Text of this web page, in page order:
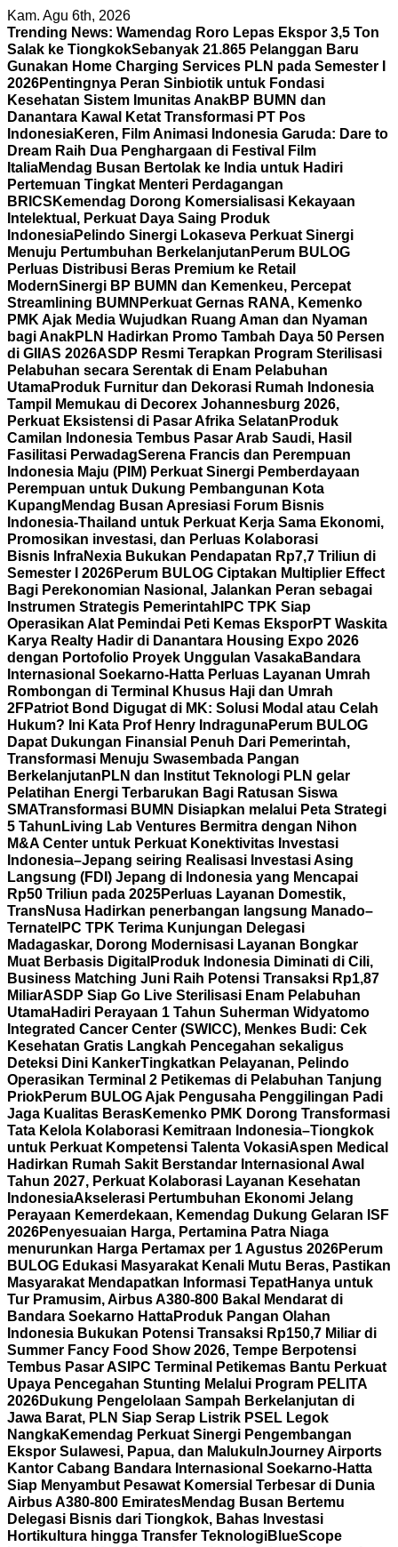
Skip
to
content
Kam. Agu 6th, 2026
Trending News: Wamendag Roro Lepas Ekspor 3,5 Ton
Salak ke TiongkokSebanyak 21.865 Pelanggan Baru
Gunakan Home Charging Services PLN pada Semester I
2026Pentingnya Peran Sinbiotik untuk Fondasi
Kesehatan Sistem Imunitas AnakBP BUMN dan
Danantara Kawal Ketat Transformasi PT Pos
IndonesiaKeren, Film Animasi Indonesia Garuda: Dare to
Dream Raih Dua Penghargaan di Festival Film
ItaliaMendag Busan Bertolak ke India untuk Hadiri
Pertemuan Tingkat Menteri Perdagangan
BRICS Kemendag Dorong Komersialisasi Kekayaan
Intelektual, Perkuat Daya Saing Produk
IndonesiaPelindo Sinergi Lokaseva Perkuat Sinergi
Menuju Pertumbuhan Berkelanjutan Perum BULOG
Perluas Distribusi Beras Premium ke Retail
ModernSinergi BP BUMN dan Kemenkeu, Percepat
Streamlining BUMN Perkuat Gernas RANA, Kemenko
PMK Ajak Media Wujudkan Ruang Aman dan Nyaman
bagi AnakPLN Hadirkan Promo Tambah Daya 50 Persen
di GIIAS 2026ASDP Resmi Terapkan Program Sterilisasi
Pelabuhan secara Serentak di Enam Pelabuhan
UtamaProduk Furnitur dan Dekorasi Rumah Indonesia
Tampil Memukau di Decorex Johannesburg 2026,
Perkuat Eksistensi di Pasar Afrika Selatan Produk
Camilan Indonesia Tembus Pasar Arab Saudi, Hasil
Fasilitasi PerwadagSerena Francis dan Perempuan
Indonesia Maju (PIM) Perkuat Sinergi Pemberdayaan
Perempuan untuk Dukung Pembangunan Kota
Kupang Mendag Busan Apresiasi Forum Bisnis
Indonesia-Thailand untuk Perkuat Kerja Sama Ekonomi,
Promosikan investasi, dan Perluas Kolaborasi
Bisnis InfraNexia Bukukan Pendapatan Rp7,7 Triliun di
Semester I 2026Perum BULOG Ciptakan Multiplier Effect
Bagi Perekonomian Nasional, Jalankan Peran sebagai
Instrumen Strategis Pemerintah IPC TPK Siap
Operasikan Alat Pemindai Peti Kemas EksporPT Waskita
Karya Realty Hadir di Danantara Housing Expo 2026
dengan Portofolio Proyek Unggulan VasakaBandara
Internasional Soekarno-Hatta Perluas Layanan Umrah
Rombongan di Terminal Khusus Haji dan Umrah
2FPatriot Bond Digugat di MK: Solusi Modal atau Celah
Hukum? Ini Kata Prof Henry IndragunaPerum BULOG
Dapat Dukungan Finansial Penuh Dari Pemerintah,
Transformasi Menuju Swasembada Pangan
Berkelanjutan PLN dan Institut Teknologi PLN gelar
Pelatihan Energi Terbarukan Bagi Ratusan Siswa
SMATransformasi BUMN Disiapkan melalui Peta Strategi
5 Tahun Living Lab Ventures Bermitra dengan Nihon
M&A Center untuk Perkuat Konektivitas Investasi
Indonesia–Jepang seiring Realisasi Investasi Asing
Langsung (FDI) Jepang di Indonesia yang Mencapai
Rp50 Triliun pada 2025Perluas Layanan Domestik,
TransNusa Hadirkan penerbangan langsung Manado–
Ternate IPC TPK Terima Kunjungan Delegasi
Madagaskar, Dorong Modernisasi Layanan Bongkar
Muat Berbasis Digital Produk Indonesia Diminati di Cili,
Business Matching Juni Raih Potensi Transaksi Rp1,87
MiliarASDP Siap Go Live Sterilisasi Enam Pelabuhan
UtamaHadiri Perayaan 1 Tahun Suherman Widyatomo
Integrated Cancer Center (SWICC), Menkes Budi: Cek
Kesehatan Gratis Langkah Pencegahan sekaligus
Deteksi Dini KankerTingkatkan Pelayanan, Pelindo
Operasikan Terminal 2 Petikemas di Pelabuhan Tanjung
PriokPerum BULOG Ajak Pengusaha Penggilingan Padi
Jaga Kualitas BerasKemenko PMK Dorong Transformasi
Tata Kelola Kolaborasi Kemitraan Indonesia–Tiongkok
untuk Perkuat Kompetensi Talenta VokasiAspen Medical
Hadirkan Rumah Sakit Berstandar Internasional Awal
Tahun 2027, Perkuat Kolaborasi Layanan Kesehatan
IndonesiaAkselerasi Pertumbuhan Ekonomi Jelang
Perayaan Kemerdekaan, Kemendag Dukung Gelaran ISF
2026Penyesuaian Harga, Pertamina Patra Niaga
menurunkan Harga Pertamax per 1 Agustus 2026Perum
BULOG Edukasi Masyarakat Kenali Mutu Beras, Pastikan
Masyarakat Mendapatkan Informasi TepatHanya untuk
Tur Pramusim, Airbus A380-800 Bakal Mendarat di
Bandara Soekarno HattaProduk Pangan Olahan
Indonesia Bukukan Potensi Transaksi Rp150,7 Miliar di
Summer Fancy Food Show 2026, Tempe Berpotensi
Tembus Pasar AS IPC Terminal Petikemas Bantu Perkuat
Upaya Pencegahan Stunting Melalui Program PELITA
2026Dukung Pengelolaan Sampah Berkelanjutan di
Jawa Barat, PLN Siap Serap Listrik PSEL Legok
NangkaKemendag Perkuat Sinergi Pengembangan
Ekspor Sulawesi, Papua, dan Maluku InJourney Airports
Kantor Cabang Bandara Internasional Soekarno-Hatta
Siap Menyambut Pesawat Komersial Terbesar di Dunia
Airbus A380-800 EmiratesMendag Busan Bertemu
Delegasi Bisnis dari Tiongkok, Bahas Investasi
Hortikultura hingga Transfer TeknologiBlueScope